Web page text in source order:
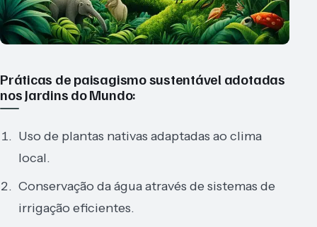
Práticas de paisagismo sustentável adotadas
nos Jardins do Mundo:
Uso de plantas nativas adaptadas ao clima
local.
Conservação da água através de sistemas de
irrigação eficientes.